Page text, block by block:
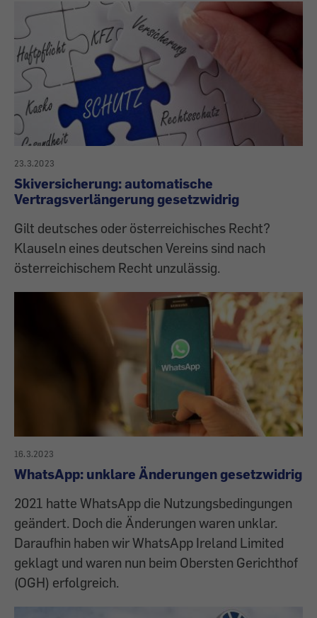
23.3.2023
Skiversicherung: automatische
Vertragsverlängerung gesetzwidrig
Gilt deutsches oder österreichisches Recht?
Klauseln eines deutschen Vereins sind nach
österreichischem Recht unzulässig.
16.3.2023
WhatsApp: unklare Änderungen gesetzwidrig
2021 hatte WhatsApp die Nutzungsbedingungen
geändert. Doch die Änderungen waren unklar.
Daraufhin haben wir WhatsApp Ireland Limited
geklagt und waren nun beim Obersten Gerichthof
(OGH) erfolgreich.